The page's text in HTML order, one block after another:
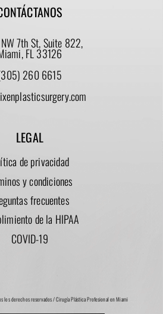
7th St, Suite 822,
FL 33126
260 6615
LEGAL
de privacidad
y condiciones
frecuentes
de la HIPAA
COVID-19
los derechos reservados / Cirugía Plástica Profesional en Miami